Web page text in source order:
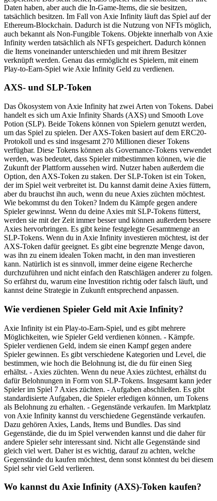
Daten haben, aber auch die In-Game-Items, die sie besitzen,
tatsächlich besitzen. Im Fall von Axie Infinity läuft das Spiel auf der
Ethereum-Blockchain. Dadurch ist die Nutzung von NFTs möglich,
auch bekannt als Non-Fungible Tokens. Objekte innerhalb von Axie
Infinity werden tatsächlich als NFTs gespeichert. Dadurch können
die Items voneinander unterschieden und mit ihrem Besitzer
verknüpft werden. Genau das ermöglicht es Spielern, mit einem
Play-to-Earn-Spiel wie Axie Infinity Geld zu verdienen.
AXS- und SLP-Token
Das Ökosystem von Axie Infinity hat zwei Arten von Tokens. Dabei
handelt es sich um Axie Infinity Shards (AXS) und Smooth Love
Potion (SLP). Beide Tokens können von Spielern genutzt werden,
um das Spiel zu spielen. Der AXS-Token basiert auf dem ERC20-
Protokoll und es sind insgesamt 270 Millionen dieser Tokens
verfügbar. Diese Tokens können als Governance-Tokens verwendet
werden, was bedeutet, dass Spieler mitbestimmen können, wie die
Zukunft der Plattform aussehen wird. Nutzer haben außerdem die
Option, den AXS-Token zu staken. Der SLP-Token ist ein Token,
der im Spiel weit verbreitet ist. Du kannst damit deine Axies füttern,
aber du brauchst ihn auch, wenn du neue Axies züchten möchtest.
Wie bekommst du den Token? Indem du Kämpfe gegen andere
Spieler gewinnst. Wenn du deine Axies mit SLP-Tokens fütterst,
werden sie mit der Zeit immer besser und können außerdem bessere
Axies hervorbringen. Es gibt keine festgelegte Gesamtmenge an
SLP-Tokens. Wenn du in Axie Infinity investieren möchtest, ist der
AXS-Token dafür geeignet. Es gibt eine begrenzte Menge davon,
was ihn zu einem idealen Token macht, in den man investieren
kann. Natürlich ist es sinnvoll, immer deine eigene Recherche
durchzuführen und nicht einfach den Ratschlägen anderer zu folgen.
So erfährst du, warum eine Investition richtig oder falsch läuft, und
kannst deine Strategie in Zukunft entsprechend anpassen.
Wie verdienen Spieler Geld mit Axie Infinity?
Axie Infinity ist ein Play-to-Earn-Spiel, und es gibt mehrere
Möglichkeiten, wie Spieler Geld verdienen können. - Kämpfe.
Spieler verdienen Geld, indem sie einen Kampf gegen andere
Spieler gewinnen. Es gibt verschiedene Kategorien und Level, die
bestimmen, wie hoch die Belohnung ist, die du für einen Sieg
erhältst. - Axies züchten. Wenn du neue Axies züchtest, erhältst du
dafür Belohnungen in Form von SLP-Tokens. Insgesamt kann jeder
Spieler im Spiel 7 Axies züchten. - Aufgaben abschließen. Es gibt
standardisierte Aufgaben, die Spieler erledigen können, um Tokens
als Belohnung zu erhalten. - Gegenstände verkaufen. Im Marktplatz
von Axie Infinity kannst du verschiedene Gegenstände verkaufen.
Dazu gehören Axies, Lands, Items und Bundles. Das sind
Gegenstände, die du im Spiel verwenden kannst und die daher für
andere Spieler sehr interessant sind. Nicht alle Gegenstände sind
gleich viel wert. Daher ist es wichtig, darauf zu achten, welche
Gegenstände du kaufen möchtest, denn sonst könntest du bei diesem
Spiel sehr viel Geld verlieren.
Wo kannst du Axie Infinity (AXS)-Token kaufen?